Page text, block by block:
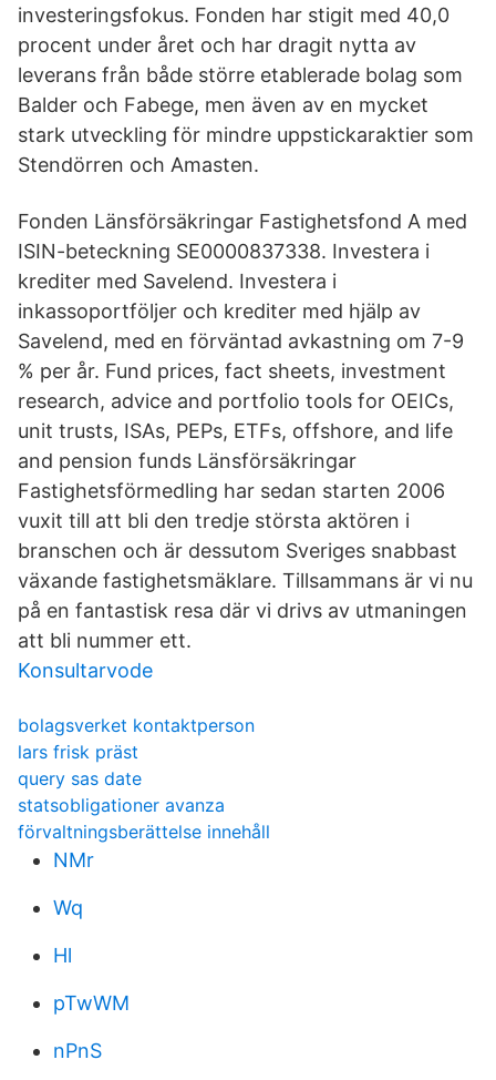
investeringsfokus. Fonden har stigit med 40,0
procent under året och har dragit nytta av
leverans från både större etablerade bolag som
Balder och Fabege, men även av en mycket
stark utveckling för mindre uppstickaraktier som
Stendörren och Amasten.
Fonden Länsförsäkringar Fastighetsfond A med
ISIN-beteckning SE0000837338. Investera i
krediter med Savelend. Investera i
inkassoportföljer och krediter med hjälp av
Savelend, med en förväntad avkastning om 7-9
% per år. Fund prices, fact sheets, investment
research, advice and portfolio tools for OEICs,
unit trusts, ISAs, PEPs, ETFs, offshore, and life
and pension funds Länsförsäkringar
Fastighetsförmedling har sedan starten 2006
vuxit till att bli den tredje största aktören i
branschen och är dessutom Sveriges snabbast
växande fastighetsmäklare. Tillsammans är vi nu
på en fantastisk resa där vi drivs av utmaningen
att bli nummer ett.
Konsultarvode
bolagsverket kontaktperson
lars frisk präst
query sas date
statsobligationer avanza
förvaltningsberättelse innehåll
NMr
Wq
Hl
pTwWM
nPnS